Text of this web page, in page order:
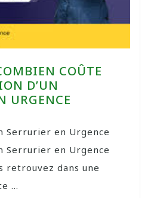
COÛTE
D’UN
URGENCE
Serrurier en Urgence
Serrurier en Urgence
retrouvez dans une
...